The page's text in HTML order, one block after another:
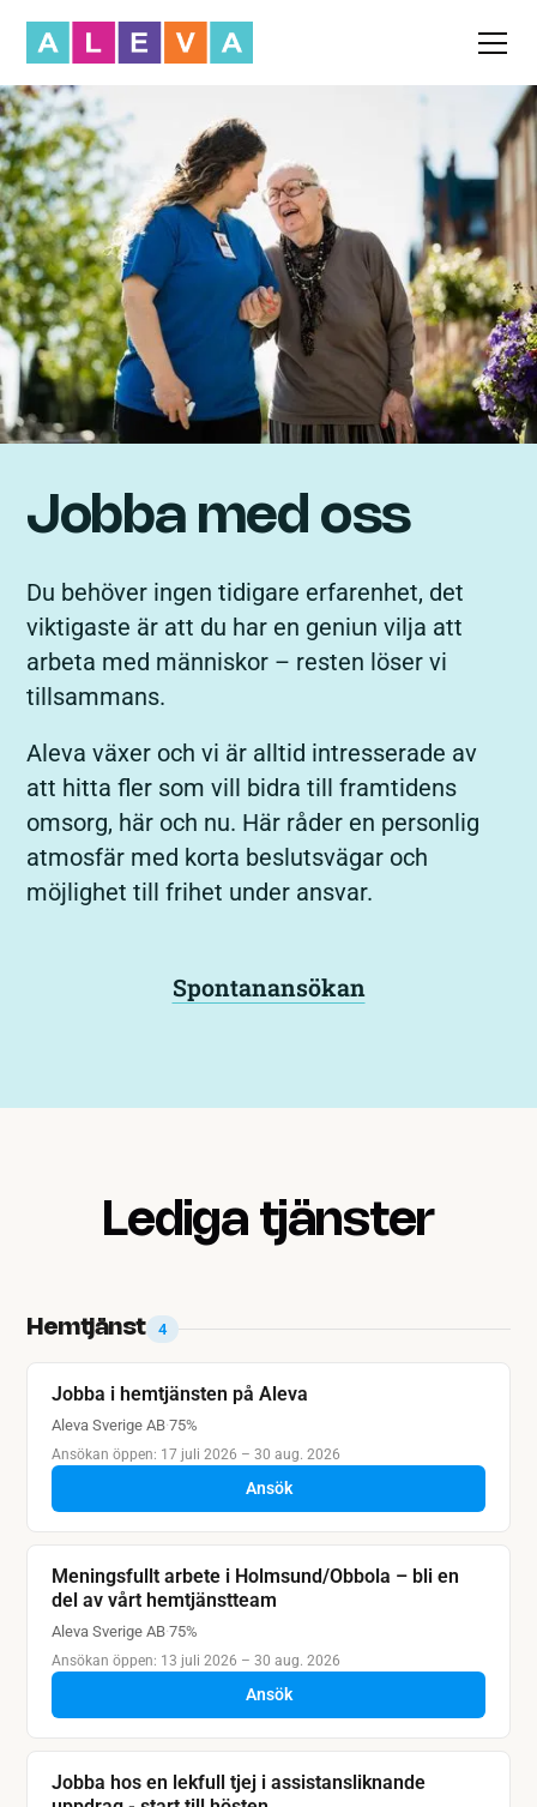
Jobba med oss
Du behöver ingen tidigare erfarenhet, det
viktigaste är att du har en geniun vilja att
arbeta med människor – resten löser vi
tillsammans.
Aleva växer och vi är alltid intresserade av
att hitta fler som vill bidra till framtidens
omsorg, här och nu. Här råder en personlig
atmosfär med korta beslutsvägar och
möjlighet till frihet under ansvar.
Spontanansökan
Lediga tjänster
Hemtjänst 4
Jobba i hemtjänsten på Aleva
Aleva Sverige AB·75%
Ansökan öppen: 17 juli 2026 – 30 aug. 2026
Ansök
Meningsfullt arbete i Holmsund/Obbola – bli en
del av vårt hemtjänstteam
Aleva Sverige AB·75%
Ansökan öppen: 13 juli 2026 – 30 aug. 2026
Ansök
Jobba hos en lekfull tjej i assistansliknande